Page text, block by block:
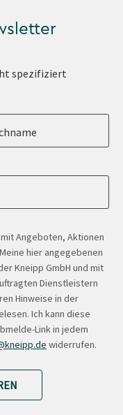
spezifiziert
Angeboten, Aktionen
hier angegebenen
Kneipp GmbH und mit
Dienstleistern
Hinweise in der
Ich kann diese
Link in jedem
widerrufen.